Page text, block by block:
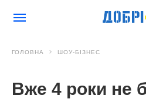
ГОЛОВНА ШОУ-БІЗНЕС
Вже 4 роки не